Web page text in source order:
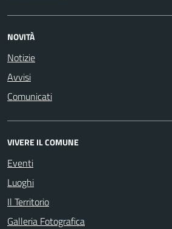
NOVITÀ
Notizie
Avvisi
Comunicati
VIVERE IL COMUNE
Eventi
Luoghi
Il Territorio
Galleria Fotografica